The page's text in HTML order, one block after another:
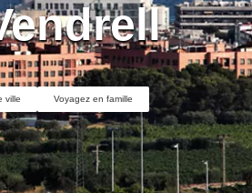
ville Voyagez en famille